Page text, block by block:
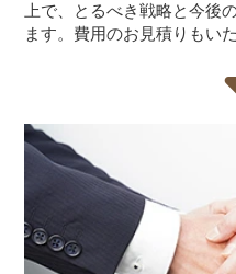
上で、とるべき戦略と今後
ます。費用のお見積りもい